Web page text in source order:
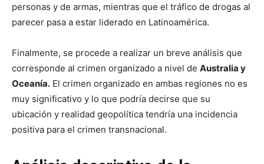
personas y de armas, mientras que el tráfico de drogas al
parecer pasa a estar liderado en Latinoamérica.
Finalmente, se procede a realizar un breve análisis que
corresponde al crimen organizado a nivel de Australia y
Oceanía. El crimen organizado en ambas regiones no es
muy significativo y lo que podría decirse que su
ubicación y realidad geopolítica tendría una incidencia
positiva para el crimen transnacional.